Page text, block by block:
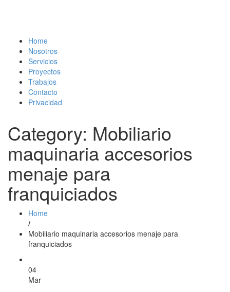
Home
Nosotros
Servicios
Proyectos
Trabajos
Contacto
Privacidad
Category: Mobiliario
maquinaria accesorios
menaje para
franquiciados
Home
/
Mobiliario maquinaria accesorios menaje para
franquiciados
04
Mar